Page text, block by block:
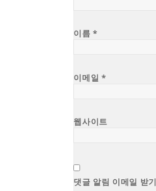
이름*
이메일 *
웹사이트
댓글 알림 이메일 받기